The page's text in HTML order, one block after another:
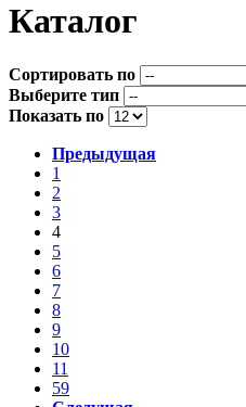
Каталог
Сортировать по
Выберите тип
Показать по
Предыдущая
1
2
3
4
5
6
7
8
9
10
11
59